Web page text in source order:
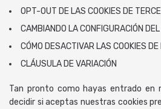
OPT-OUT DE LAS COOKIES DE
CAMBIANDO LA CONFIGURACIÓN
CÓMO DESACTIVAR LAS COOKIES
CLÁUSULA DE VARIACIÓN
Tan pronto como hayas entrado en
decidir si aceptas nuestras cookies